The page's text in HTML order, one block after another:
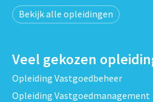
Bekijk alle opleidingen
Veel gekozen
Opleiding Vastgoedbeheer
Opleiding Vastgoedmanagement